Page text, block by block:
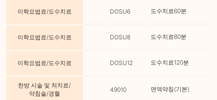
이학요법료/도수치료 DOSU6 도수치료60분
이학요법료/도수치료 DOSU8 도수치료80분
이학요법료/도수치료 DOSU12 도수치료120분
한방 시술 및 처치료/
약침술/경혈
49010 면역약침(기본)